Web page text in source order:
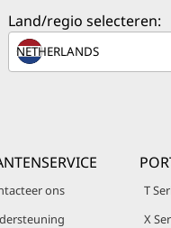
Land/regio selecteren:
ons
T
X